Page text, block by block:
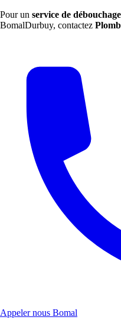
Pour un service de
BomalDurbuy, contactez
Appeler nous Bomal